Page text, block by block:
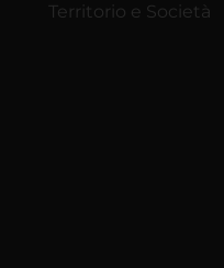
Territorio e Società